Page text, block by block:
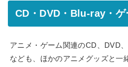
CD・DVD・Blu-ray・ゲ
アニメ・ゲーム関連のCD、DVD
なども、ほかのアニメグッズと一